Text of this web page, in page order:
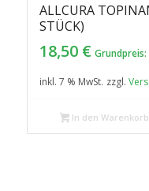
ALLCURA
STÜCK)
18,50 € Grundpreis:
inkl. 7 % MwSt. zzgl.
In den Warenkorb